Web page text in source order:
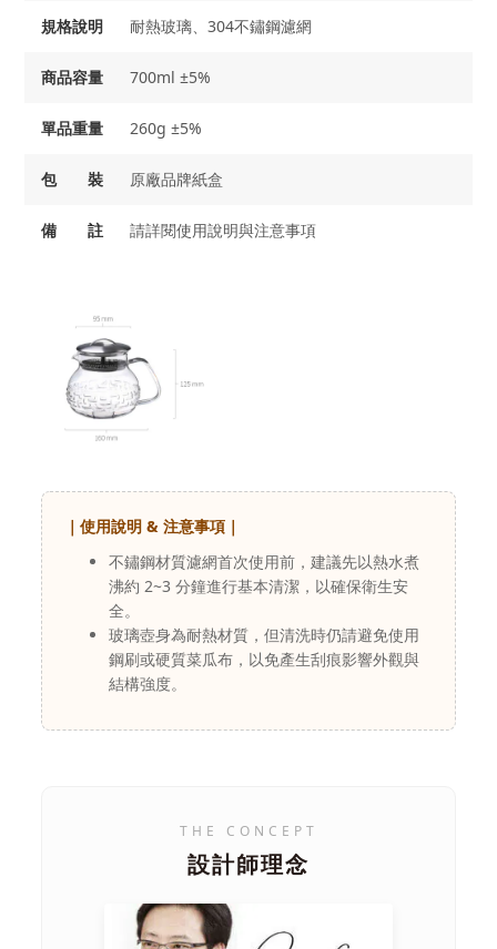
規格說明 耐熱玻璃、304不鏽鋼濾網
商品容量 700ml ±5%
單品重量 260g ±5%
包 裝 原廠品牌紙盒
備 註 請詳閱使用說明與注意事項
｜使用說明 & 注意事項｜
不鏽鋼材質濾網首次使用前，建議先以熱水煮
沸約 2~3 分鐘進行基本清潔，以確保衛生安
全。
玻璃壺身為耐熱材質，但清洗時仍請避免使用
鋼刷或硬質菜瓜布，以免產生刮痕影響外觀與
結構強度。
THE CONCEPT
設計師理念